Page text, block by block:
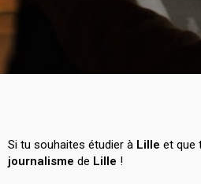
Si tu souhaites étudier à Lille et que
journalisme de Lille !